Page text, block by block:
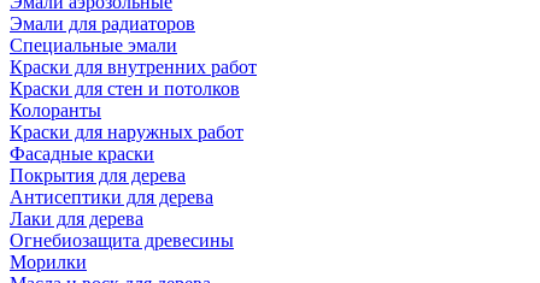
Эмали для радиаторов
Специальные эмали
Краски для внутренних работ
Краски для стен и потолков
Колоранты
Краски для наружных работ
Фасадные краски
Покрытия для дерева
Антисептики для дерева
Лаки для дерева
Огнебиозащита древесины
Морилки